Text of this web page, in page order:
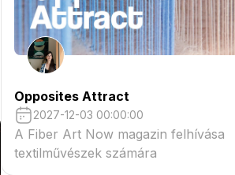
Opposites Attract
2027-12-03 00:00:00
A Fiber Art Now magazin felhívása
textilművészek számára